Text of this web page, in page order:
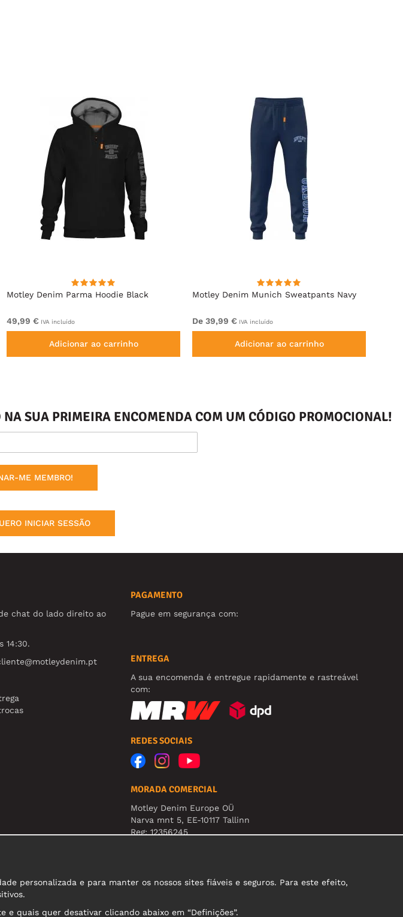
Motley Denim Parma Hoodie Black
49,99 € IVA incluído
Adicionar ao carrinho
Motley Denim Munich Sweatpants Navy
De 39,99 € IVA incluído
Adicionar ao carrinho
SUA PRIMEIRA ENCOMENDA COM UM CÓDIGO PROMOCIONAL!
ME MEMBRO!
INICIAR SESSÃO
chat do lado direito ao
14:30.
PAGAMENTO
Pague em segurança com:
ENTREGA
A sua encomenda é entregue rapidamente e rastreável
com:
REDES SOCIAIS
MORADA COMERCIAL
Motley Denim Europe OÜ
Narva mnt 5, EE-10117 Tallinn
Reg: 12356245
personalizada e para manter os nossos sites fiáveis e seguros. Para este efeito,
quais quer desativar clicando abaixo em “Definições”.